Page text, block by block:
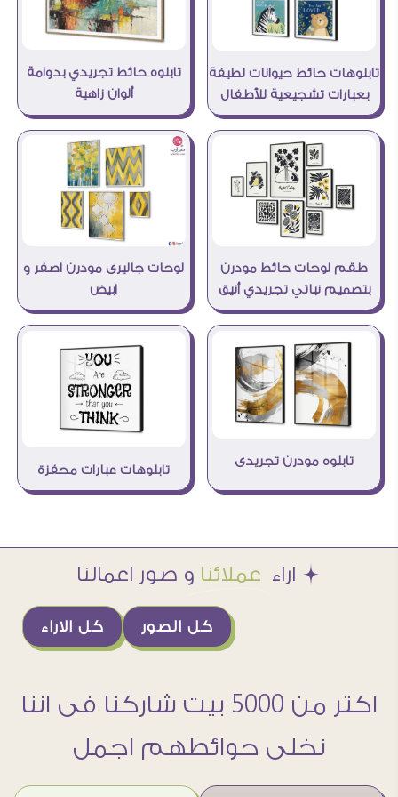
تابلوهات حائط حيوانات لطيفة
بعبارات تشجيعية للأطفال
تابلوه حائط تجريدي بدوامة
ألوان زاهية
طقم لوحات حائط مودرن
بتصميم نباتي تجريدي أنيق
لوحات جاليرى مودرن اصفر و
ابيض
تابلوه مودرن تجريدى
تابلوهات عبارات محفزة
Æ اراء عملائنا و صور اعمالنا
كل الاراء كل الصور
اكتر من 5000 بيت شاركنا فى اننا
نخلى حوائطهم اجمل